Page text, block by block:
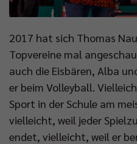
2017 hat sich Thomas
Topvereine mal
auch die Eisbären, Alba
er beim Volleyball.
Sport in der Schule am
vielleicht, weil jeder
endet, vielleicht, weil er